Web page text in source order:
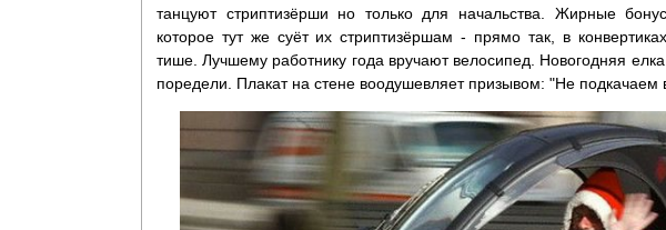
танцуют стриптизёрши но только для начальства. Жирные
которое тут же суёт их стриптизёршам - прямо так, в
тише. Лучшему работнику года вручают велосипед. Новогодняя
поредели. Плакат на стене воодушевляет призывом: "Не